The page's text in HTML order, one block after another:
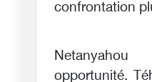
confrontation
opportunité.